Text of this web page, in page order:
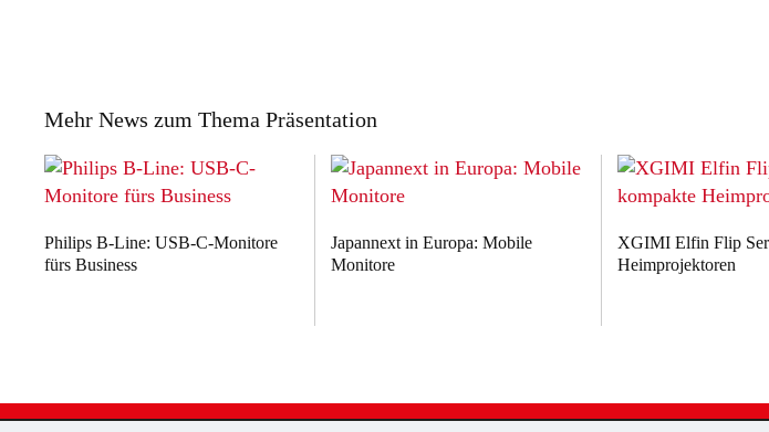
Mehr News zum Thema Präsentation
Philips B-Line: USB-C-Monitore
fürs Business
Japannext in Europa: Mobile
Monitore
XGIMI Elfin Flip
Heimprojektoren